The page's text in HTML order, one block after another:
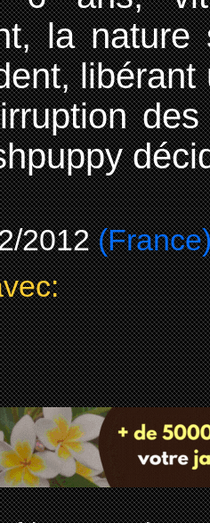
la nature
libérant
2012